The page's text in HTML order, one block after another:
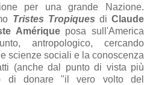
per una grande Nazione.
Tristes Tropiques diClaude
Amériqueposa sull'America
antropologico, cercando
scienze sociali e la conoscenza
(anche dal punto di vista più
di donare "il vero volto del